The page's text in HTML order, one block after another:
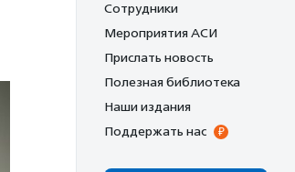
Сотрудники
Мероприятия АСИ
Прислать новость
Полезная библиотека
Наши издания
Поддержать нас